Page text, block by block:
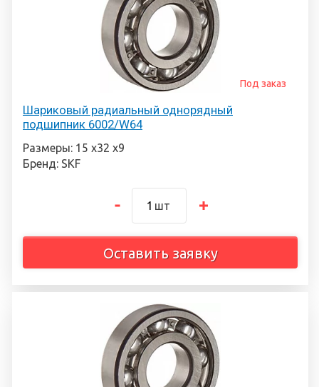
Шариковый радиальный однорядный
подшипник 6002/W64
Под заказ
Размеры: 15 х32 х9
Бренд: SKF
шт
Оставить заявку